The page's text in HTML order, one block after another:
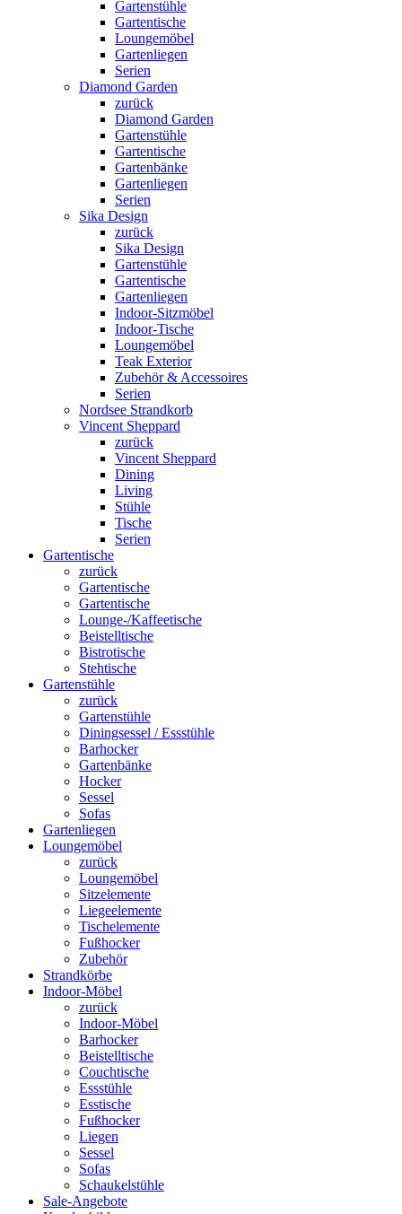
Gartenstühle
Gartentische
Loungemöbel
Gartenliegen
Serien
Diamond Garden
zurück
Diamond Garden
Gartenstühle
Gartentische
Gartenbänke
Gartenliegen
Serien
Sika Design
zurück
Sika Design
Gartenstühle
Gartentische
Gartenliegen
Indoor-Sitzmöbel
Indoor-Tische
Loungemöbel
Teak Exterior
Zubehör & Accessoires
Serien
Nordsee Strandkorb
Vincent Sheppard
zurück
Vincent Sheppard
Dining
Living
Stühle
Tische
Serien
Gartentische
zurück
Gartentische
Gartentische
Lounge-/Kaffeetische
Beistelltische
Bistrotische
Stehtische
Gartenstühle
zurück
Gartenstühle
Diningsessel / Essstühle
Barhocker
Gartenbänke
Hocker
Sessel
Sofas
Gartenliegen
Loungemöbel
zurück
Loungemöbel
Sitzelemente
Liegeelemente
Tischelemente
Fußhocker
Zubehör
Strandkörbe
Indoor-Möbel
zurück
Indoor-Möbel
Barhocker
Beistelltische
Couchtische
Essstühle
Esstische
Fußhocker
Liegen
Sessel
Sofas
Schaukelstühle
Sale-Angebote